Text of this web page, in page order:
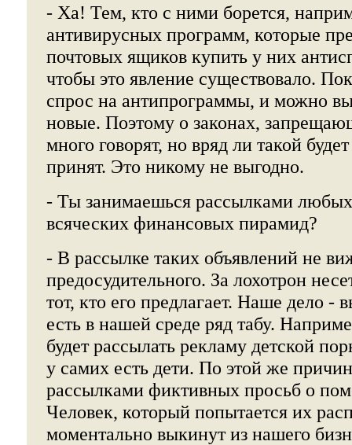
- Ха! Тем, кто с ними борется,
антивирусных программ, которые
почтовых ящиков купить у них
чтобы это явление существовало.
спрос на антипрограммы, и можно
новые. Поэтому о законах,
много говорят, но вряд ли такой
принят. Это никому не выгодно.
- Ты занимаешься рассылками
всяческих финансовых пирамид?
- В рассылке таких объявлений не
предосудительного. За лохотрон
тот, кто его предлагает. Наше дело -
есть в нашей среде ряд табу.
будет рассылать рекламу детской
у самих есть дети. По этой же
рассылками фиктивных просьб о
Человек, который попытается их
моментально выкинут из нашего